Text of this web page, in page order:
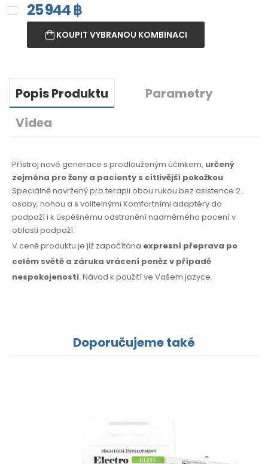
25 944฿
KOUPIT VYBRANOU KOMBINACI
Popis Produktu
Parametry
Videa
Přístroj nové generace s prodlouženým účinkem, určený
zejména pro ženy a pacienty s citlivější pokožkou.
Speciálně navržený pro terapii obou rukou bez asistence 2.
osoby, nohou a s volitelnými Komfortními adaptéry do
podpaží i k úspěšnému odstranění nadměrného pocení v
oblasti podpaží.
V ceně produktu je již započítána expresní přeprava po
celém světě a záruka vrácení peněz v případě
nespokojenosti. Návod k použitíve Vašem jazyce.
Doporučujeme také